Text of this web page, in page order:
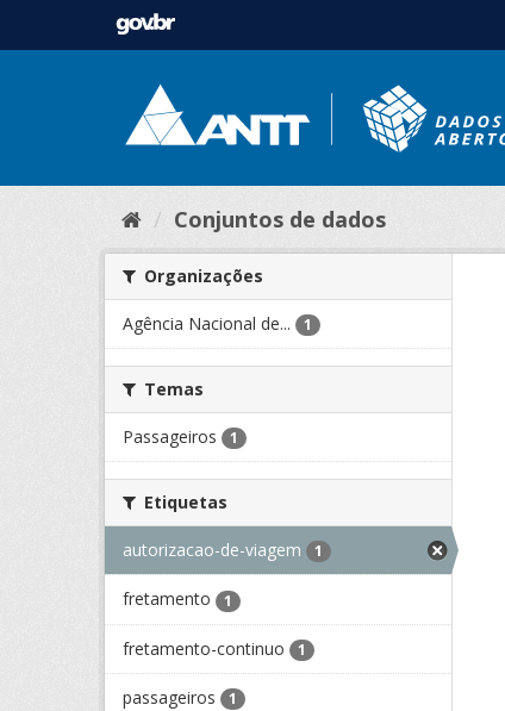
Conjuntos de dados
Organizações
Agência Nacional de... 1
Temas
Passageiros 1
Etiquetas
autorizacao-de-viagem 1
fretamento 1
fretamento-continuo 1
passageiros 1